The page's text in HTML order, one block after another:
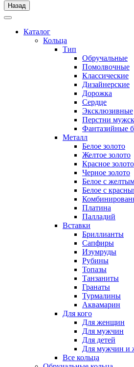
Назад
Каталог
Кольца
Тип
Обручальные
Помолвочные
Классические
Дизайнерские
Дорожка
Сердце
Эксклюзивные
Перстни
Фантазийные
Металл
Белое золото
Желтое золото
Красное золото
Черное золото
Белое с
Белое с
Платина
Палладий
Вставки
Бриллианты
Сапфиры
Изумруды
Рубины
Топазы
Танзаниты
Гранаты
Турмалины
Аквамарин
Для кого
Для женщин
Для мужчин
Для детей
Для мужчин и
Все кольца